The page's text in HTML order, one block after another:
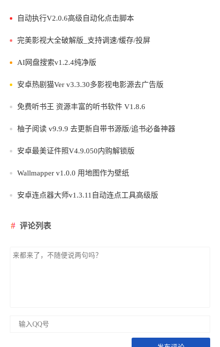
自动执行V2.0.6高级自动化点击脚本
完美影视大全破解版_支持调速/缓存/投屏
AI网盘搜索v1.2.4纯净版
安卓热剧猫Ver v3.3.30多影视电影源去广告版
免费听书王 资源丰富的听书软件 V1.8.6
柚子阅读 v9.9.9 去更新自带书源版/追书必备神器
安卓最美证件照V4.9.050内购解锁版
Wallmapper v1.0.0 用地图作为壁纸
安卓连点器大师v1.3.11自动连点工具高级版
评论列表